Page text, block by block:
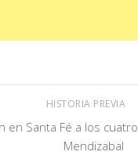
HISTORIA PREVIA
en Santa Fé a los
Mendizabal